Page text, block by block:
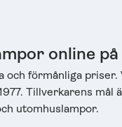
online på
och förmånliga
Tillverkarens
utomhuslampor.